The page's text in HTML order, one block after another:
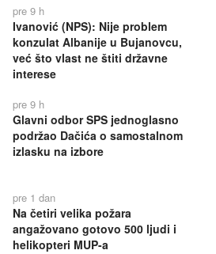
pre 9 h
Ivanović (NPS): Nije problem
konzulat Albanije u Bujanovcu,
već što vlast ne štiti državne
interese
pre 9 h
Glavni odbor SPS jednoglasno
podržao Dačića o samostalnom
izlasku na izbore
pre 1 dan
Na četiri velika požara
angažovano gotovo 500 ljudi i
helikopteri MUP-a